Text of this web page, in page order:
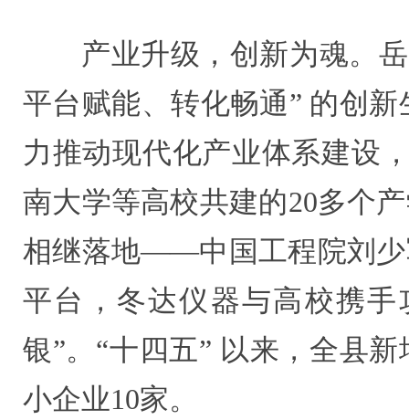
产业升级，创新为魂。
平台赋能、转化畅通” 的创
力推动现代化产业体系建设
南大学等高校共建的20多个
相继落地——中国工程院刘少
平台，冬达仪器与高校携
银”。“十四五” 以来，全县
小企业10家。